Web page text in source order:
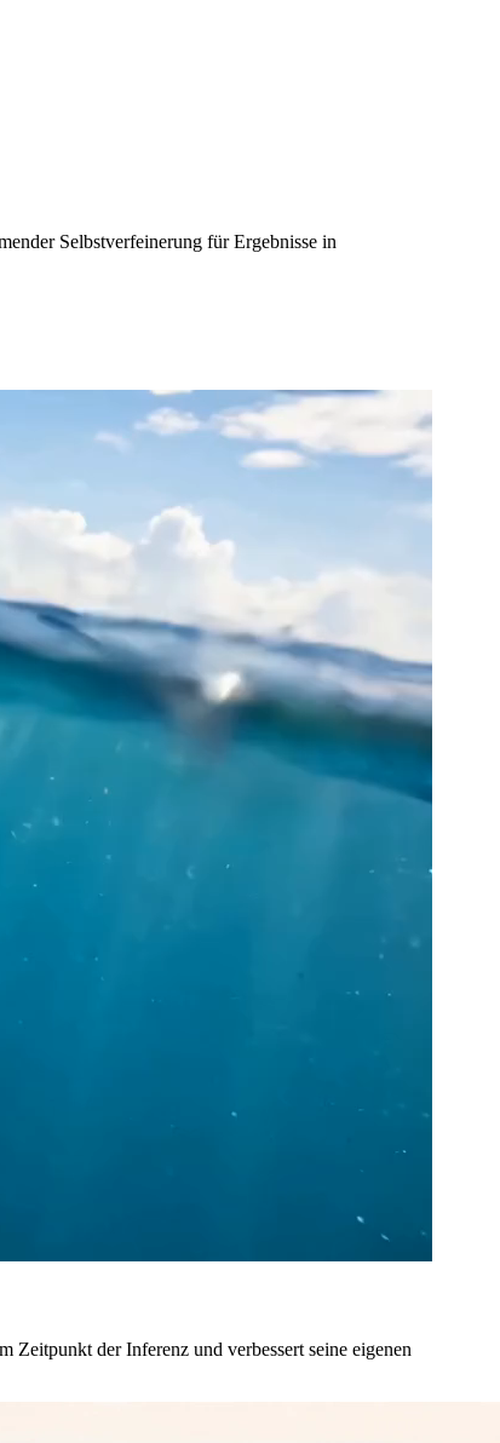
Selbstverfeinerung für Ergebnisse in
der Inferenz und verbessert seine eigenen